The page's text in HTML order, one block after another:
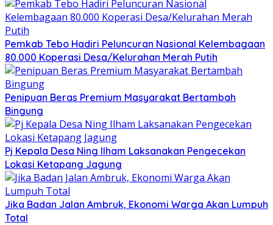
Pemkab Tebo Hadiri Peluncuran Nasional Kelembagaan
80.000 Koperasi Desa/Kelurahan Merah Putih
Penipuan Beras Premium Masyarakat Bertambah
Bingung
Pj Kepala Desa Ning Ilham Laksanakan Pengecekan
Lokasi Ketapang Jagung
Jika Badan Jalan Ambruk, Ekonomi Warga Akan Lumpuh
Total